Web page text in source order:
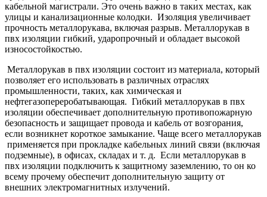
кабельной магистрали. Это очень важно в таких местах, как
улицы и канализационные колодки. Изоляция увеличивает
прочность металлорукава, включая разрыв. Металлорукав в
пвх изоляции гибкий, ударопрочный и обладает высокой
износостойкостью.
Металлорукав в пвх изоляции состоит из материала, который
позволяет его использовать в различных отраслях
промышленности, таких, как химическая и
нефтегазопереробатывающая. Гибкий металлорукав в пвх
изоляции обеспечивает дополнительную противопожарную
безопасность и защищает провода и кабель от возгорания,
если возникнет короткое замыкание. Чаще всего металлорукав
применяется при прокладке кабельных линий связи (включая
подземные), в офисах, складах и т. д. Если металлорукав в
пвх изоляции подключить к защитному заземлению, то он ко
всему прочему обеспечит дополнительную защиту от
внешних электромагнитных излучений.